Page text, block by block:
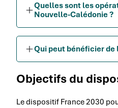
Quelles sont les
Nouvelle-Calédonie ?
Qui peut bénéficier
Objectifs du
Le dispositif France 2030